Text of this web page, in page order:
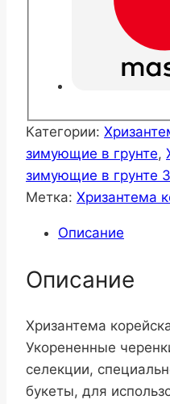
Категории:
зимующие в грунте,
зимующие в грунте
Метка: Хризантема
Описание
Описание
Хризантема
Укорененные
селекции,
букеты, для